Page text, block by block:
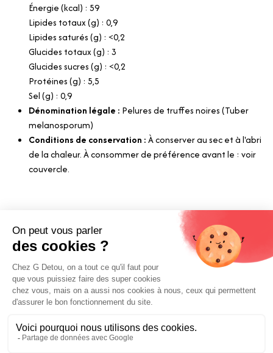
Prix :
Énergie (kcal) : 59
Lipides totaux (g) : 0,9
Lipides saturés (g) : <0,2
Glucides totaux (g) : 3
Glucides sucres (g) : <0,2
Protéines (g) : 5,5
Sel (g) : 0,9
Dénomination légale : Pelures de truffes noires (Tuber
melanosporum)
Conditions de conservation :À conserver au sec et à l'abri
de la chaleur. À consommer de préférence avant le : voir
couvercle.
Liens utiles
Livraison et paiements
Nos engagements
Conditions générales de vente